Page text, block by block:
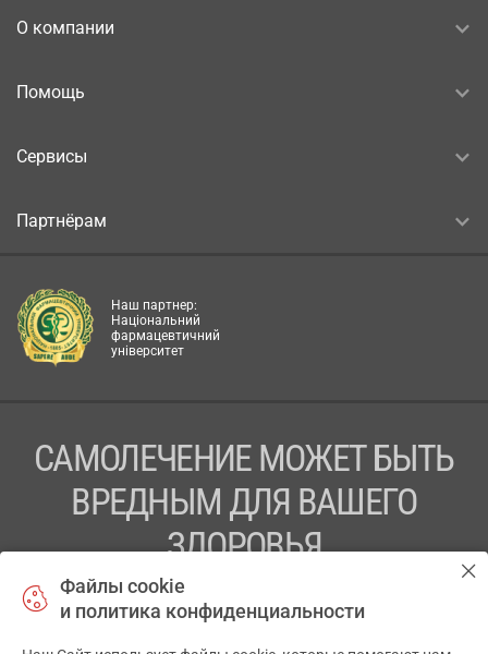
О компании
Помощь
Сервисы
Партнёрам
Наш партнер:
Національний
фармацевтичний
університет
САМОЛЕЧЕНИЕ МОЖЕТ БЫТЬ
ВРЕДНЫМ ДЛЯ ВАШЕГО
ЗДОРОВЬЯ
ПЕРЕД ПРИМЕНЕНИЕМ ПРЕПАРАТА
ПРОКОНСУЛЬТИРУЙТЕСЬ С ВРАЧОМ
Файлы cookie
и политика конфиденциальности